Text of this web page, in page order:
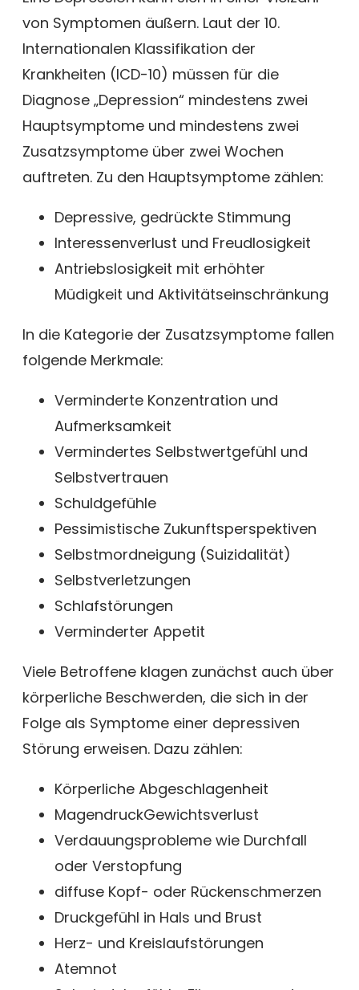
von Symptomen äußern. Laut der 10.
Internationalen Klassifikation der
Krankheiten (ICD-10) müssen für die
Diagnose „Depression“ mindestens zwei
Hauptsymptome und mindestens zwei
Zusatzsymptome über zwei Wochen
auftreten. Zu den Hauptsymptome zählen:
Depressive, gedrückte Stimmung
Interessenverlust und Freudlosigkeit
Antriebslosigkeit mit erhöhter
Müdigkeit und Aktivitätseinschränkung
In die Kategorie der Zusatzsymptome fallen
folgende Merkmale:
Verminderte Konzentration und
Aufmerksamkeit
Vermindertes Selbstwertgefühl und
Selbstvertrauen
Schuldgefühle
Pessimistische Zukunftsperspektiven
Selbstmordneigung (Suizidalität)
Selbstverletzungen
Schlafstörungen
Verminderter Appetit
Viele Betroffene klagen zunächst auch über
körperliche Beschwerden, die sich in der
Folge als Symptome einer depressiven
Störung erweisen. Dazu zählen:
Körperliche Abgeschlagenheit
MagendruckGewichtsverlust
Verdauungsprobleme wie Durchfall
oder Verstopfung
diffuse Kopf- oder Rückenschmerzen
Druckgefühl in Hals und Brust
Herz- und Kreislaufstörungen
Atemnot